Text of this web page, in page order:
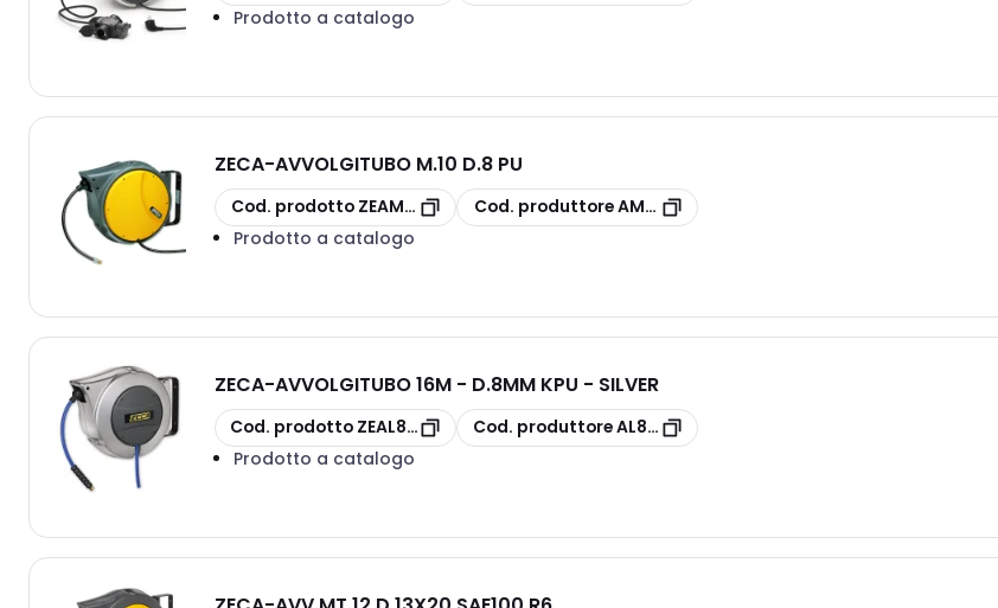
Prodotto a catalogo
ZECA-AVVOLGITUBO M.10 D.8 PU
copia
Cod. prodotto ZEAM80/8 copia
Cod. produttoreAM80/8
Prodotto a catalogo
ZECA-AVVOLGITUBO 16M - D.8MM KPU - SILVER
copia
Cod. prodotto ZEAL83/8 copia
Cod. produttoreAL83/8
Prodotto a catalogo